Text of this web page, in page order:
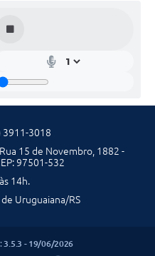
3911-3018
15 de Novembro, 1882 -
97501-532
14h.
Uruguaiana/RS
3.5.3 - 19/06/2026